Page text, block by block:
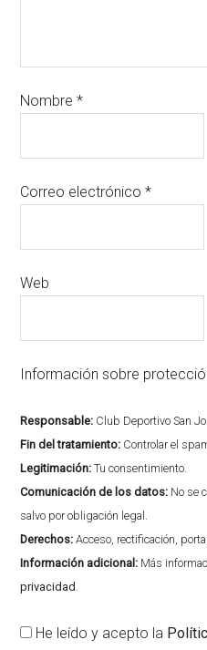
Nombre*
Correo electrónico*
Web
Información sobre
Responsable: Club Deportivo San
Fin del tratamiento: Controlar el
Legitimación: Tu consentimiento.
Comunicación de los datos: No se
salvo por obligación legal.
Derechos: Acceso, rectificación,
Información adicional: Más
privacidad .
He leído y acepto la